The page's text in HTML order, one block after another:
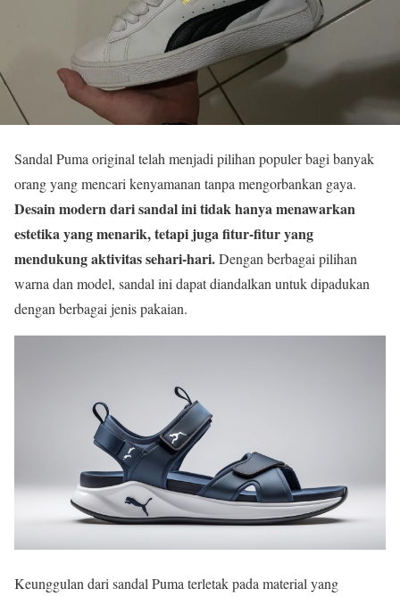
Sandal Puma original telah menjadi pilihan populer bagi banyak
orang yang mencari kenyamanan tanpa mengorbankan gaya.
Desain modern dari sandal ini tidak hanya menawarkan
estetika yang menarik, tetapi juga fitur-fitur yang
mendukung aktivitas sehari-hari.Dengan berbagai pilihan
warna dan model, sandal ini dapat diandalkan untuk dipadukan
dengan berbagai jenis pakaian.
Keunggulan dari sandal Puma terletak pada material yang